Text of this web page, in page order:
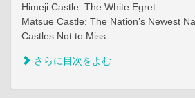
Himeji Castle: The White Egret
Matsue Castle: The Nation’s Newest
Castles Not to Miss
さらに目次をよむ